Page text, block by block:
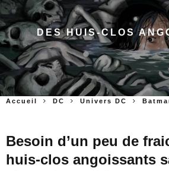
DES HUIS-CLOS
Accueil DC Univers DC
Besoin d’un peu de
huis-clos angoissants